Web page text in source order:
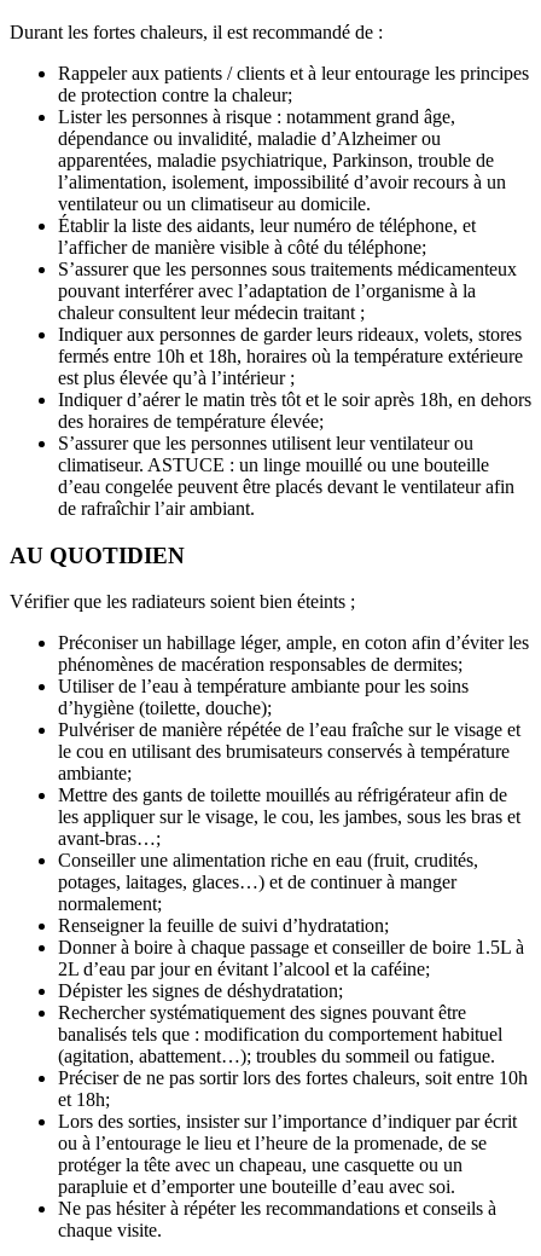
Durant les fortes chaleurs, il est recommandé de :
Rappeler aux patients / clients et à leur entourage les principes
de protection contre la chaleur;
Lister les personnes à risque : notamment grand âge,
dépendance ou invalidité, maladie d’Alzheimer ou
apparentées, maladie psychiatrique, Parkinson, trouble de
l’alimentation, isolement, impossibilité d’avoir recours à un
ventilateur ou un climatiseur au domicile.
Établir la liste des aidants, leur numéro de téléphone, et
l’afficher de manière visible à côté du téléphone;
S’assurer que les personnes sous traitements médicamenteux
pouvant interférer avec l’adaptation de l’organisme à la
chaleur consultent leur médecin traitant ;
Indiquer aux personnes de garder leurs rideaux, volets, stores
fermés entre 10h et 18h, horaires où la température extérieure
est plus élevée qu’à l’intérieur ;
Indiquer d’aérer le matin très tôt et le soir après 18h, en dehors
des horaires de température élevée;
S’assurer que les personnes utilisent leur ventilateur ou
climatiseur. ASTUCE : un linge mouillé ou une bouteille
d’eau congelée peuvent être placés devant le ventilateur afin
de rafraîchir l’air ambiant.
AU QUOTIDIEN
Vérifier que les radiateurs soient bien éteints ;
Préconiser un habillage léger, ample, en coton afin d’éviter les
phénomènes de macération responsables de dermites;
Utiliser de l’eau à température ambiante pour les soins
d’hygiène (toilette, douche);
Pulvériser de manière répétée de l’eau fraîche sur le visage et
le cou en utilisant des brumisateurs conservés à température
ambiante;
Mettre des gants de toilette mouillés au réfrigérateur afin de
les appliquer sur le visage, le cou, les jambes, sous les bras et
avant-bras…;
Conseiller une alimentation riche en eau (fruit, crudités,
potages, laitages, glaces…) et de continuer à manger
normalement;
Renseigner la feuille de suivi d’hydratation;
Donner à boire à chaque passage et conseiller de boire 1.5L à
2L d’eau par jour en évitant l’alcool et la caféine;
Dépister les signes de déshydratation;
Rechercher systématiquement des signes pouvant être
banalisés tels que : modification du comportement habituel
(agitation, abattement…); troubles du sommeil ou fatigue.
Préciser de ne pas sortir lors des fortes chaleurs, soit entre 10h
et 18h;
Lors des sorties, insister sur l’importance d’indiquer par écrit
ou à l’entourage le lieu et l’heure de la promenade, de se
protéger la tête avec un chapeau, une casquette ou un
parapluie et d’emporter une bouteille d’eau avec soi.
Ne pas hésiter à répéter les recommandations et conseils à
chaque visite.